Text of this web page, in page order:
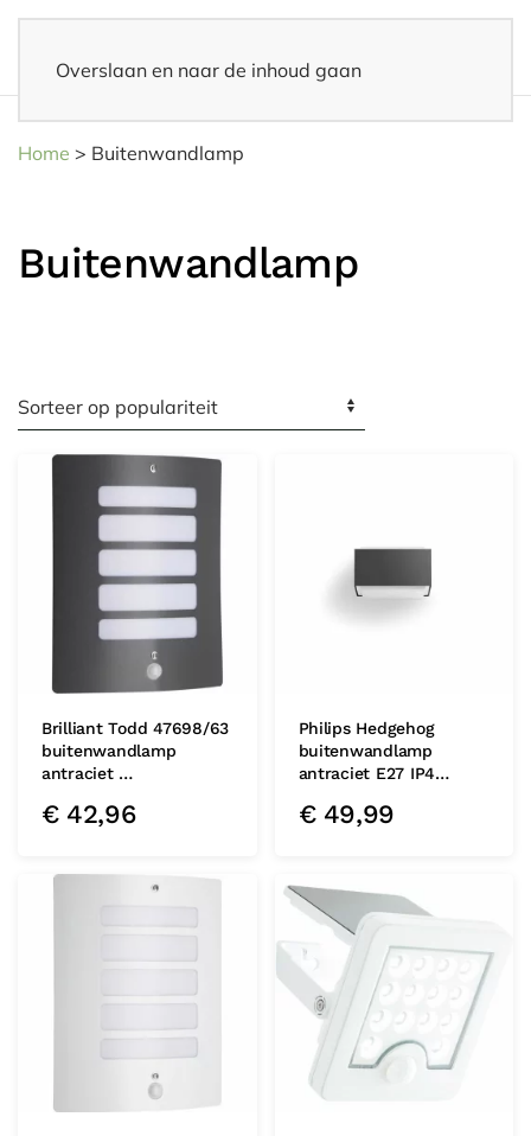
Overslaan en naar de inhoud gaan
Home > Buitenwandlamp
Buitenwandlamp
Brilliant Todd 47698/63
buitenwandlamp
antraciet …
€42,96
Philips Hedgehog
buitenwandlamp
antraciet E27 IP4…
€49,99